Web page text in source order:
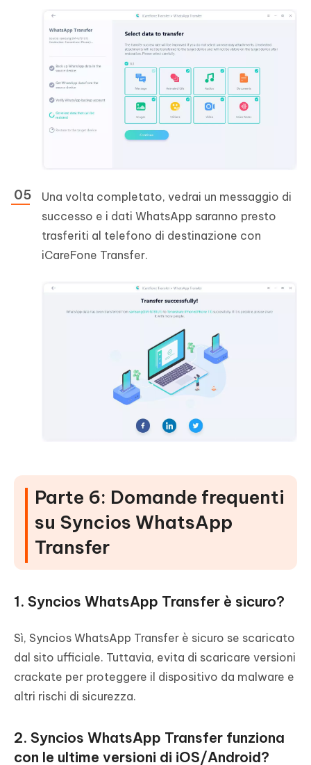
Una volta completato, vedrai un messaggio di
successo e i dati WhatsApp saranno presto
trasferiti al telefono di destinazione con
iCareFone Transfer.
Parte 6: Domande frequenti
su Syncios WhatsApp
Transfer
1. Syncios WhatsApp Transfer è sicuro?
Sì, Syncios WhatsApp Transfer è sicuro se scaricato
dal sito ufficiale. Tuttavia, evita di scaricare versioni
crackate per proteggere il dispositivo da malware e
altri rischi di sicurezza.
2. Syncios WhatsApp Transfer funziona
con le ultime versioni di iOS/Android?